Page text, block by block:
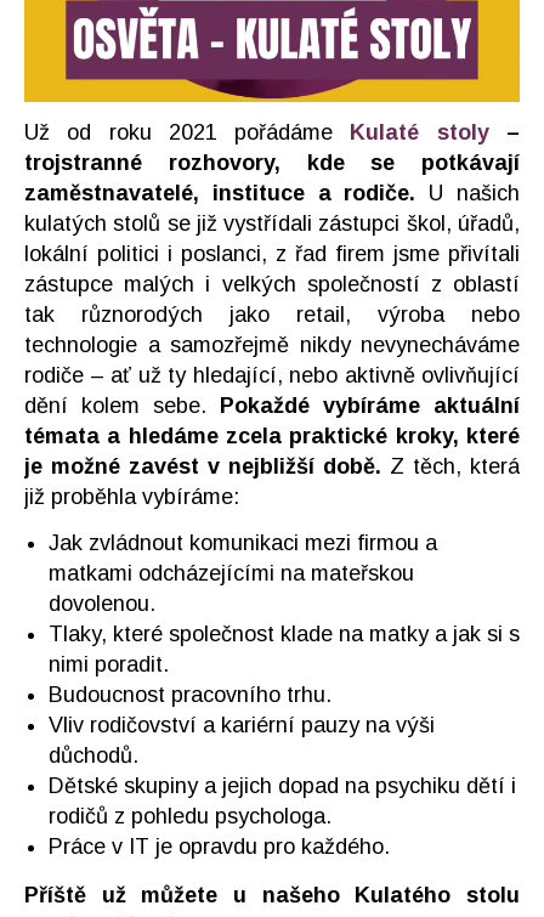
Už od roku 2021 pořádáme Kulaté stoly–
trojstranné rozhovory, kde se potkávají
zaměstnavatelé, instituce a rodiče. U našich
kulatých stolů se již vystřídali zástupci škol, úřadů,
lokální politici i poslanci, z řad firem jsme přivítali
zástupce malých i velkých společností z oblastí
tak různorodých jako retail, výroba nebo
technologie a samozřejmě nikdy nevynecháváme
rodiče – ať už ty hledající, nebo aktivně ovlivňující
dění kolem sebe. Pokaždé vybíráme aktuální
témata a hledáme zcela praktické kroky, které
je možné zavést v nejbližší době. Z těch, která
již proběhla vybíráme:
Jak zvládnout komunikaci mezi firmou a
matkami odcházejícími na mateřskou
dovolenou.
Tlaky, které společnost klade na matky a jak si s
nimi poradit.
Budoucnost pracovního trhu.
Vliv rodičovství a kariérní pauzy na výši
důchodů.
Dětské skupiny a jejich dopad na psychiku dětí i
rodičů z pohledu psychologa.
Práce v IT je opravdu pro každého.
Příště už můžete u našeho Kulatého stolu